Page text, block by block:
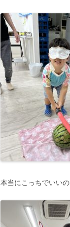
本当にこっちでいいの